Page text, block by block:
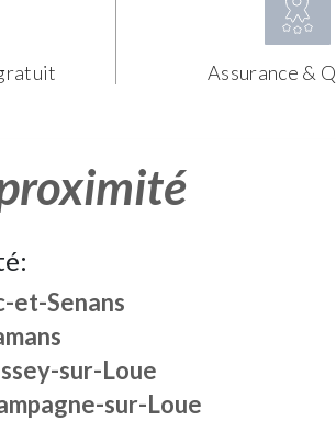
Assurance &
et-Senans
sur-Loue
sur-Loue